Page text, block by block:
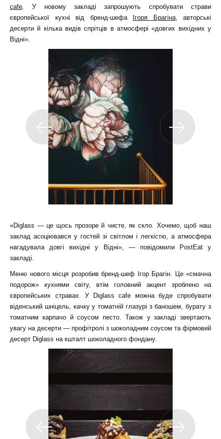
cafe. У новому закладі запрошують спробувати страви
європейської кухні від бренд-шефа
Ігоря Брагіна, авторські
десерти й кілька видів спрітців в атмосфері «довгих вихідних у
Відні».
«Diglass — це щось прозоре й чисте, як скло. Хочемо, щоб наш
заклад асоціювався у гостей зі світлом і легкістю, а атмосфера
нагадувала довгі вихідні у Відні», — повідомили PostEat у
закладі.
Меню нового місця розробив бренд-шеф Ігор Брагін. Це «смачна
подорож» кухнями світу, втім головний акцент зроблено на
європейських стравах. У Diglass cafe можна буде спробувати
віденський шніцель, качку у томатній глазурі з баношем, бурату з
томатним карпачо й соусом песто. Також у закладі звертають
увагу на десерти — профітролі з шоколадним соусом та фірмовий
десерт Diglass на кшталт шоколадного фондану.